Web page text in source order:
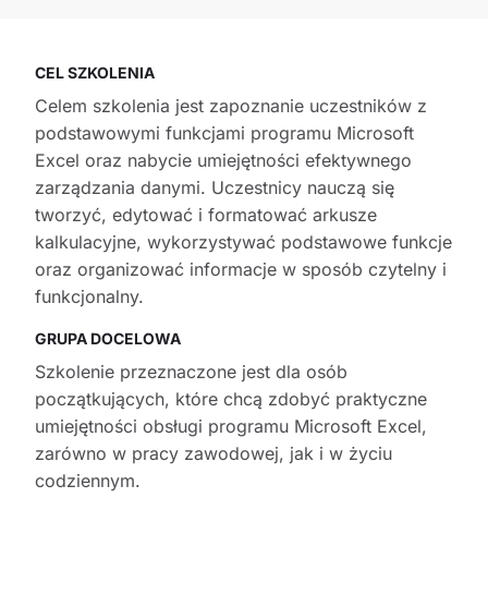
CEL SZKOLENIA
Celem szkolenia jest zapoznanie uczestników z
podstawowymi funkcjami programu Microsoft
Excel oraz nabycie umiejętności efektywnego
zarządzania danymi. Uczestnicy nauczą się
tworzyć, edytować i formatować arkusze
kalkulacyjne, wykorzystywać podstawowe funkcje
oraz organizować informacje w sposób czytelny i
funkcjonalny.
GRUPA DOCELOWA
Szkolenie przeznaczone jest dla osób
początkujących, które chcą zdobyć praktyczne
umiejętności obsługi programu Microsoft Excel,
zarówno w pracy zawodowej, jak i w życiu
codziennym.